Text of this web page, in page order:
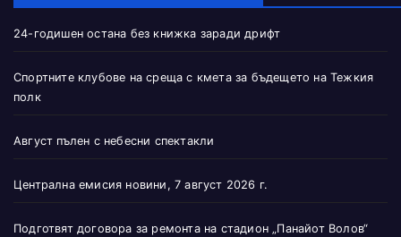
24-годишен остана без книжка заради дрифт
Спортните клубове на среща с кмета за бъдещето на Тежкия
полк
Август пълен с небесни спектакли
Централна емисия новини, 7 август 2026 г.
Подготвят договора за ремонта на стадион „Панайот Волов“